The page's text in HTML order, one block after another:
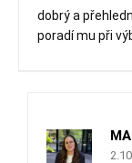
dobrý a
poradí mu při